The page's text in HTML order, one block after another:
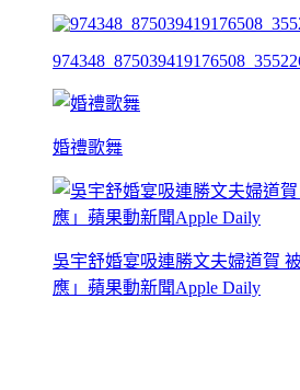
婚禮歌舞
吳宇舒婚宴吸連勝文夫婦道賀
應」蘋果動新聞Apple Daily